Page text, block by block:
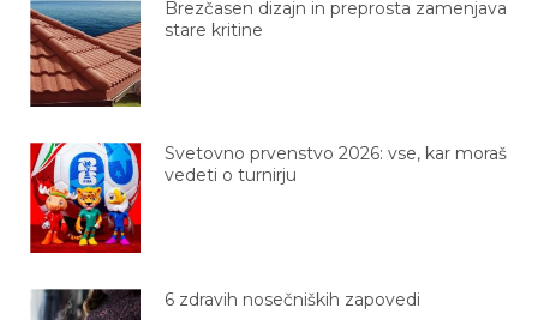
Brezčasen dizajn in preprosta zamenjava
stare kritine
Svetovno prvenstvo 2026: vse, kar moraš
vedeti o turnirju
6 zdravih nosečniških zapovedi